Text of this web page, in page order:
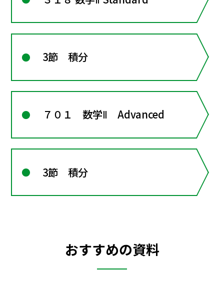
3節 積分
７０１ 数学Ⅱ Advanced
3節 積分
おすすめの資料